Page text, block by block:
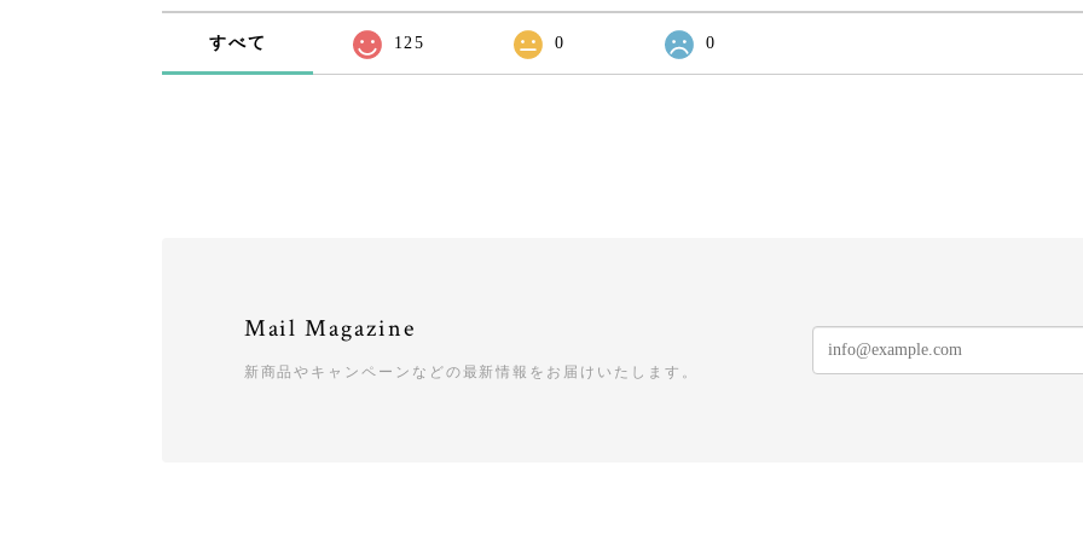
すべて 125 0 0
Mail Magazine
新商品やキャンペーンなどの最新情報をお届けいたします。